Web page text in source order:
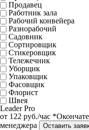
Продавец
Работник зала
Рабочий конвейера
Разнорабочий
Садовник
Сортировщик
Стикеровщик
Тележечник
Уборщик
Упаковщик
Фасовщик
Флорист
Швея
Leader Pro
от 122 руб./час
менеджера
Оставить